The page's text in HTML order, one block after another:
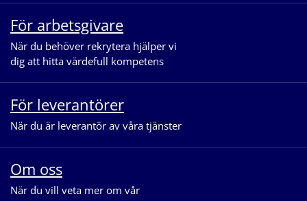
För arbetsgivare
När du behöver rekrytera hjälper vi
dig att hitta värdefull kompetens
För leverantörer
När du är leverantör av våra tjänster
Om oss
När du vill veta mer om vår